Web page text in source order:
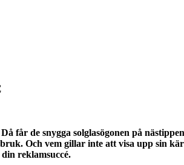
får de snygga solglasögonen på
Och vem gillar inte att visa upp sin
reklamsuccé.